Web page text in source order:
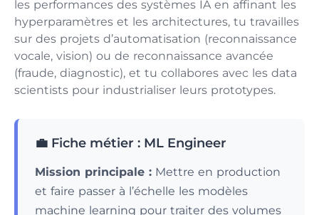
les performances des systèmes IA en affinant les
hyperparamètres et les architectures, tu travailles
sur des projets d’automatisation (reconnaissance
vocale, vision) ou de reconnaissance avancée
(fraude, diagnostic), et tu collabores avec les data
scientists pour industrialiser leurs prototypes.
💼 Fiche métier : ML Engineer
Mission principale : Mettre en production
et faire passer à l’échelle les modèles
machine learning pour traiter des volumes